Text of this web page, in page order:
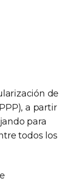
de
a partir
para
todos los